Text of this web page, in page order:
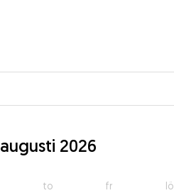
augusti 2026
to fr lö